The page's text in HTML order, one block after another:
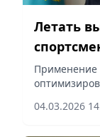
Летать
условия
Применение
бюджет,
04.03.2026